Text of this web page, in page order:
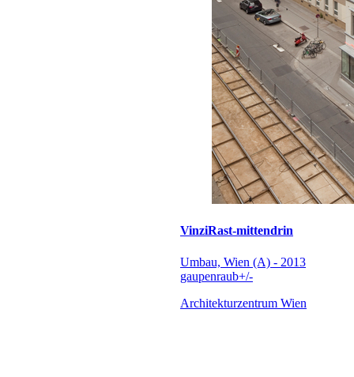
VinziRast-mittendrin
Umbau, Wien (A) - 2013
gaupenraub+/-
Architekturzentrum Wien